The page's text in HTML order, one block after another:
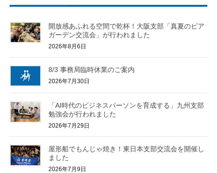
開放感あふれる空間で乾杯！大阪支部「真夏のビア
ガーデン交流会」が行われました
2026年8月6日
8/3 事務局臨時休業のご案内
2026年7月30日
「AI時代のビジネスパーソンを育成する」九州支部
勉強会が行われました
2026年7月29日
屋形船でもんじゃ焼き！東日本支部交流会を開催し
ました
2026年7月9日